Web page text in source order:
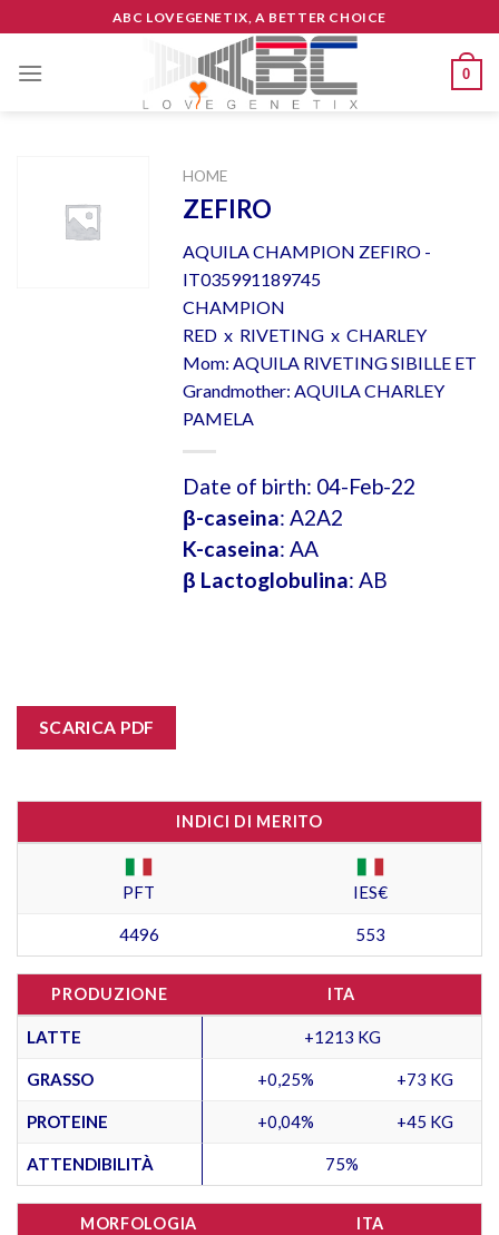
to
content
ABC LOVEGENETIX, A BETTER CHOICE
0
HOME
ZEFIRO
AQUILA CHAMPION ZEFIRO -
IT035991189745
CHAMPION
RED x RIVETING x CHARLEY
Mom: AQUILA RIVETING SIBILLE ET
Grandmother: AQUILA CHARLEY
PAMELA
Date of birth: 04-Feb-22
β-caseina: A2A2
K-caseina: AA
β Lactoglobulina: AB
SCARICA PDF
INDICI DI MERITO
PFT IES€
4496 553
PRODUZIONE ITA
LATTE +1213 KG
GRASSO +0,25% +73 KG
PROTEINE +0,04% +45 KG
ATTENDIBILITÀ 75%
MORFOLOGIA ITA